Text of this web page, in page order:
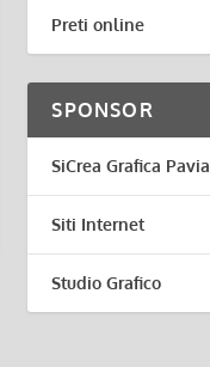
Preti online
SPONSOR
SiCrea Grafica Pavia
Siti Internet
Studio Grafico